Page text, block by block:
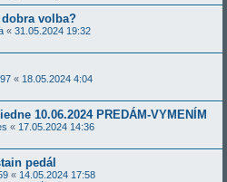
volba?
« 31.05.2024 19:32
« 18.05.2024 4:04
10.06.2024 PREDÁM-VYMENÍM
« 17.05.2024 14:36
pedál
« 14.05.2024 17:58